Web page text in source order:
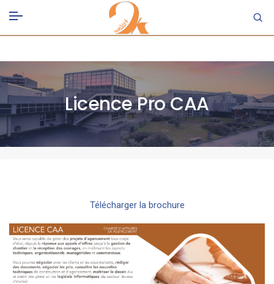
Licence Pro CAA
Télécharger la brochure